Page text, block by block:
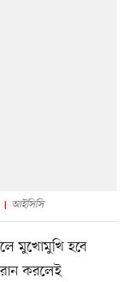
আইসিসি
মুখোমুখি হবে
করলেই